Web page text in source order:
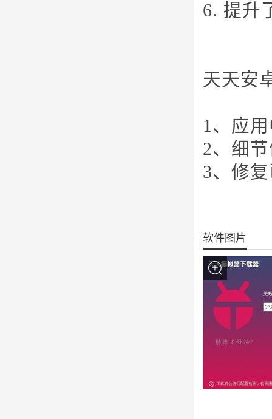
6. 提升
天天安
1、应
2、细
3、修
软件图片